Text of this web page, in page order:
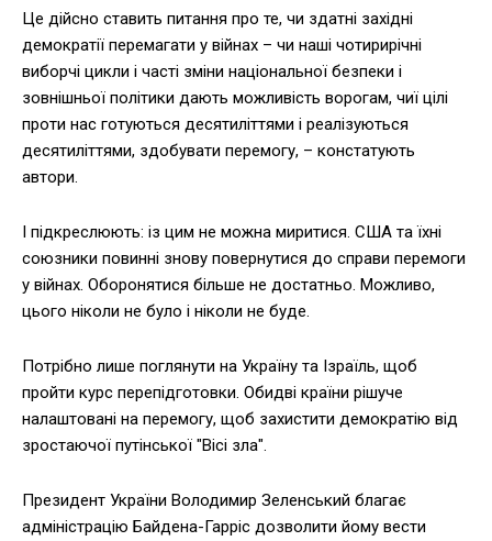
Це дійсно ставить питання про те, чи здатні західні
демократії перемагати у війнах – чи наші чотирирічні
виборчі цикли і часті зміни національної безпеки і
зовнішньої політики дають можливість ворогам, чиї цілі
проти нас готуються десятиліттями і реалізуються
десятиліттями, здобувати перемогу, – констатують
автори.
І підкреслюють: із цим не можна миритися. США та їхні
союзники повинні знову повернутися до справи перемоги
у війнах. Оборонятися більше не достатньо. Можливо,
цього ніколи не було і ніколи не буде.
Потрібно лише поглянути на Україну та Ізраїль, щоб
пройти курс перепідготовки. Обидві країни рішуче
налаштовані на перемогу, щоб захистити демократію від
зростаючої путінської "Вісі зла".
Президент України Володимир Зеленський благає
адміністрацію Байдена-Гарріс дозволити йому вести